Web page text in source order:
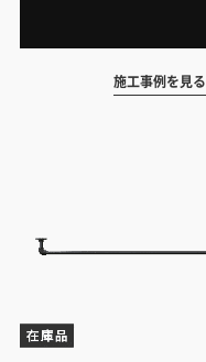
施工事例を見る